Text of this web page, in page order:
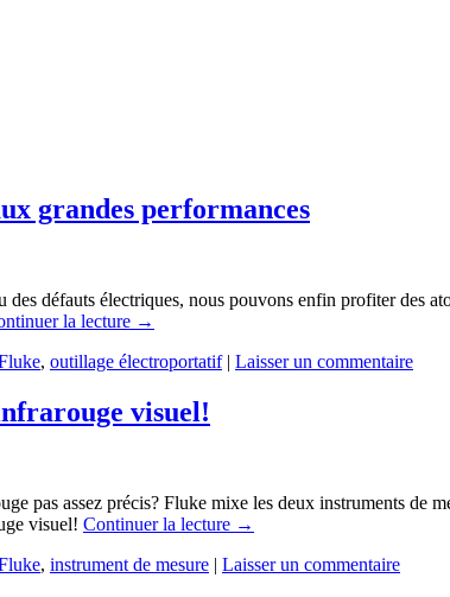
grandes performances
des défauts électriques, nous pouvons enfin profiter
la lecture →
, outillage électroportatif | Laisser un commentaire
visuel!
pas assez précis? Fluke mixe les deux instruments de
visuel! Continuer la lecture →
, instrument de mesure | Laisser un commentaire